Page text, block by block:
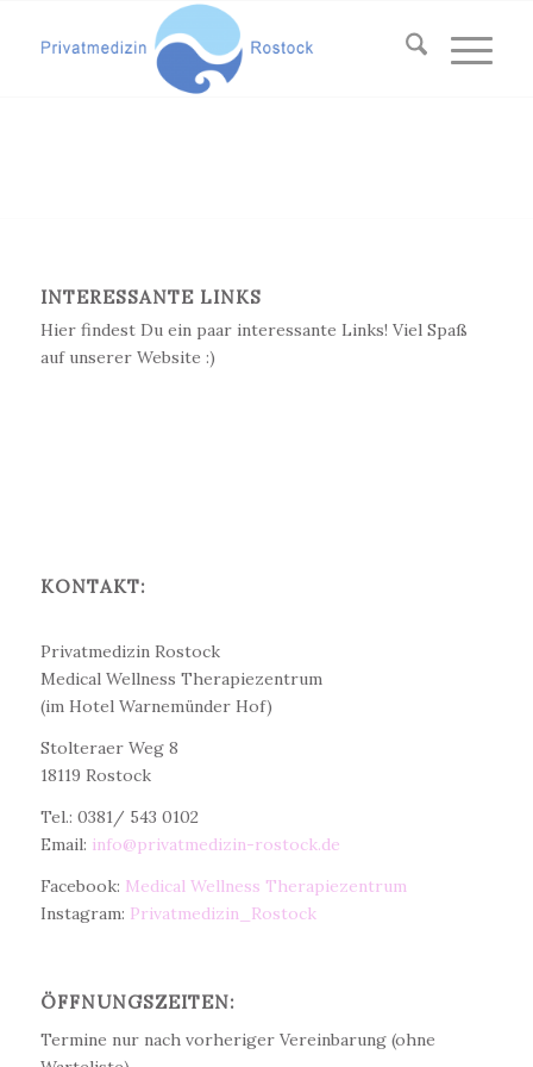
INTERESSANTE LINKS
Hier findest Du ein paar interessante Links! Viel Spaß
auf unserer Website :)
KONTAKT:
Privatmedizin Rostock
Medical Wellness Therapiezentrum
(im Hotel Warnemünder Hof)
Stolteraer Weg 8
18119 Rostock
Tel.: 0381/ 543 0102
Email: info@privatmedizin-rostock.de
Facebook: Medical Wellness Therapiezentrum
Instagram: Privatmedizin_Rostock
ÖFFNUNGSZEITEN:
Termine nur nach vorheriger Vereinbarung (ohne